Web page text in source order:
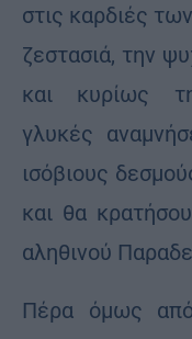
στις καρδιές
ζεστασιά, την
και κυρίως
γλυκές
ισόβιους
και θα
αληθινού
Πέρα όμως